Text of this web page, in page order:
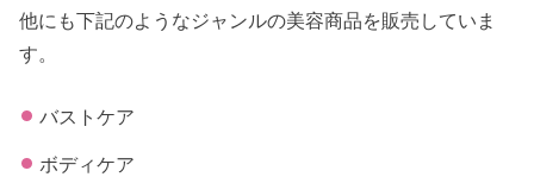
他にも下記のようなジャンルの美容商品を販売していま
す。
バストケア
ボディケア